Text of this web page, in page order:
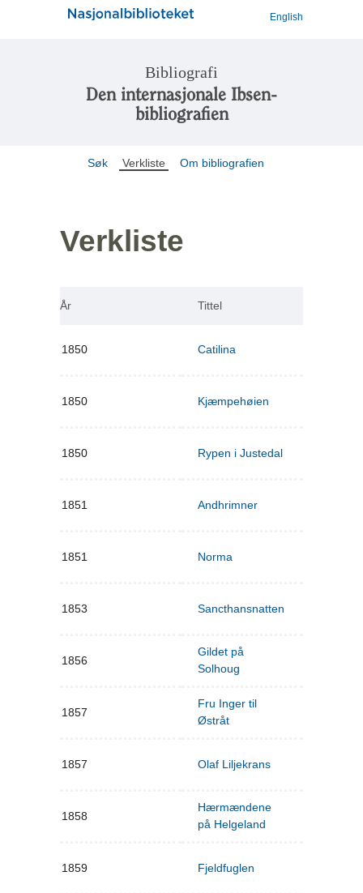
English
Bibliografi
Den internasjonale Ibsen-
bibliografien
Søk Verkliste Om bibliografien
Verkliste
År Tittel
1850 Catilina
1850 Kjæmpehøien
1850 Rypen i Justedal
1851 Andhrimner
1851 Norma
1853 Sancthansnatten
1856
Gildet på
Solhoug
1857
Fru Inger til
Østråt
1857 Olaf Liljekrans
1858
Hærmændene
på Helgeland
1859 Fjeldfuglen